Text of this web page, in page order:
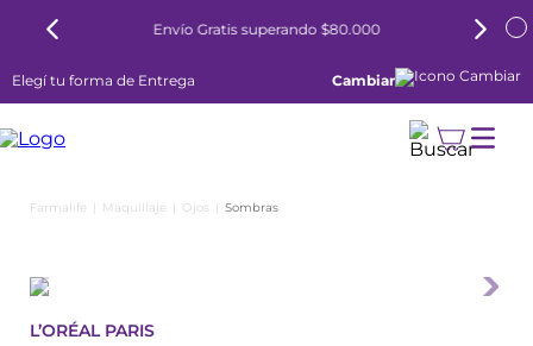
Envío Gratis superando $80.000
Elegí tu forma de Entrega Cambiar
Maquillaje Ojos Sombras
L’ORÉAL PARIS